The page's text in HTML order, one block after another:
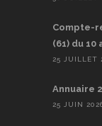
Compte-
(61) du 10
25 JUILLET
Annuaire
25 JUIN